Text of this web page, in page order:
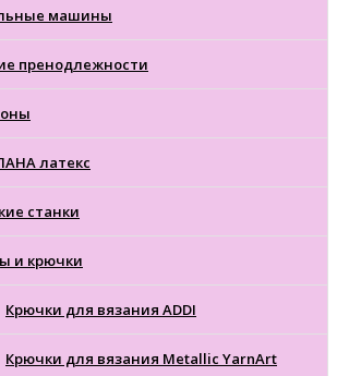
машины
пренодлежности
латекс
станки
и крючки
Крючки для вязания ADDI
Крючки для вязания Metallic YarnArt